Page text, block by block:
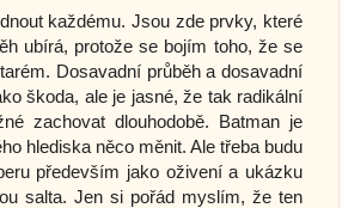
každému. Jsou zde prvky, které
ubírá, protože se bojím toho, že se
Dosavadní průběh a dosavadní
škoda, ale je jasné, že tak radikální
zachovat dlouhodobě. Batman je
hlediska něco měnit. Ale třeba budu
především jako oživení a ukázku
salta. Jen si pořád myslím, že ten